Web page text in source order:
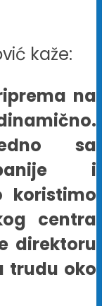
kaže:
na
sa
i
koristimo
centra
direktoru
trudu oko